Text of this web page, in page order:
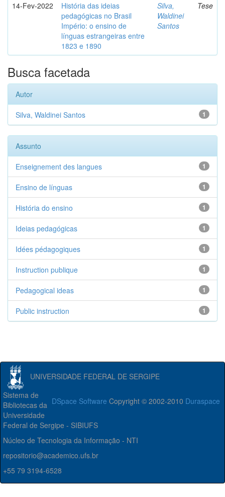
14-Fev-2022
História das ideias
pedagógicas no Brasil
Império: o ensino de
línguas estrangeiras entre
1823 e 1890
Silva,
Waldinei
Santos
Tese
Busca facetada
Autor
1
Silva, Waldinei Santos
Assunto
1
Enseignement des langues
1
Ensino de línguas
1
História do ensino
1
Ideias pedagógicas
1
Idées pédagogiques
1
Instruction publique
1
Pedagogical ideas
1
Public instruction
UNIVERSIDADE FEDERAL DE SERGIPE
DSpace Software Copyright © 2002-2010 Duraspace
Sistema de
Bibliotecas da
Universidade
Federal de Sergipe - SIBIUFS
Núcleo de Tecnologia da Informação - NTI
repositorio@academico.ufs.br
+55 79 3194-6528